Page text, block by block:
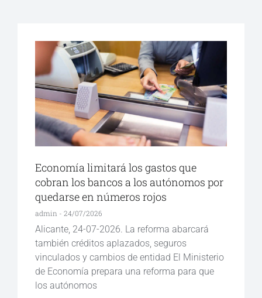
Economía limitará los gastos que
cobran los bancos a los autónomos por
quedarse en números rojos
admin 24/07/2026
Alicante, 24-07-2026. La reforma abarcará
también créditos aplazados, seguros
vinculados y cambios de entidad El Ministerio
de Economía prepara una reforma para que
los autónomos